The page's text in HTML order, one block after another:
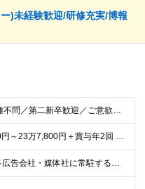
)未経験歓迎/研修充実/博報
≪出身業界・職種不問／第二新卒歓迎／ご意欲重視の採用です≫ ◆社会人経験を1年以上お持ちの方 ◆学問不問 ※入社後は研修とOJTで知識を身に付けることができ、 未経験の方でも着実に成長できるフォロ
月給：21万7,800円～23万7,800円＋賞与年2回 ※固定残業代（1万6,800円～1万8,300円／10時間相当分）を含みます。 超過分は別途支給します。 ※試用期間6ヶ月。その間、給与・待
＜勤務地1＞ 各広告会社・媒体社に常駐する場合があります。 住所：（原則として東京23区内） ＜勤務地2：本社＞ 住所：東京都渋谷区恵比寿4-20-3 恵比寿ガーデンプレイスタワー33F ※リモ